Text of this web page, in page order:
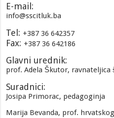
E-mail:
info@sscitluk.ba
Tel: +387 36 642357
Fax: +387 36 642186
Glavni urednik:
prof. Adela Škutor, ravnateljica
Suradnici:
Josipa Primorac, pedagoginja
Marija Bevanda, prof.